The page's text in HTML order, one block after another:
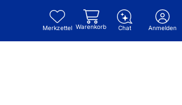
Merkzettel Warenkorb Chat Anmelden